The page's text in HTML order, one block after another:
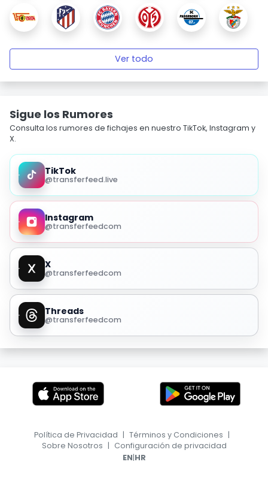
Ver todo
Sigue los Rumores
Consulta los rumores de fichajes en nuestro TikTok, Instagram y
X.
TikTok
@transferfeed.live
Instagram
@transferfeedcom
X
@transferfeedcom
Threads
@transferfeedcom
Política de Privacidad | Términos y Condiciones |
Sobre Nosotros | Configuración de privacidad
EN|HR